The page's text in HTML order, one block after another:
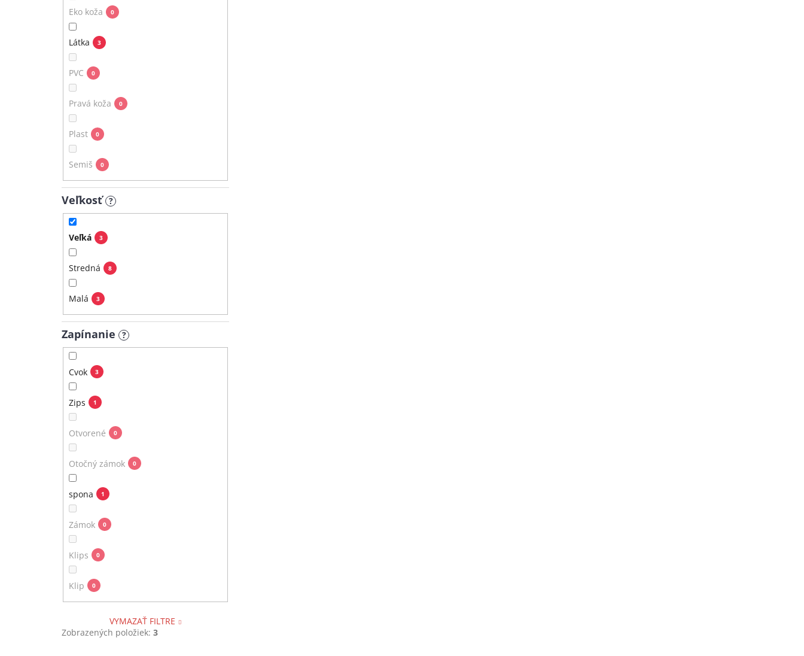
Eko koža 0
Látka 3
PVC 0
Pravá koža 0
Plast 0
Semiš 0
Veľkosť ?
Veľká 3
Stredná 8
Malá 3
Zapínanie ?
Cvok 3
Zips 1
Otvorené 0
Otočný zámok 0
spona 1
Zámok 0
Klips 0
Klip 0
VYMAZAŤ FILTRE
Zobrazených položiek: 3